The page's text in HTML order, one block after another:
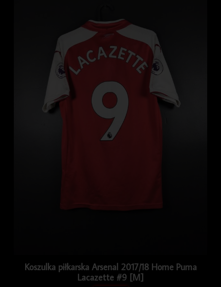
Koszulka piłkarska Arsenal 2017/18 Home Puma
Lacazette #9 [M]